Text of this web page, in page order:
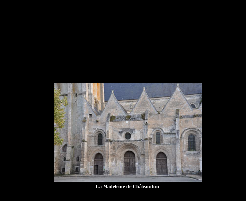
La Madeleine de Châteaudun